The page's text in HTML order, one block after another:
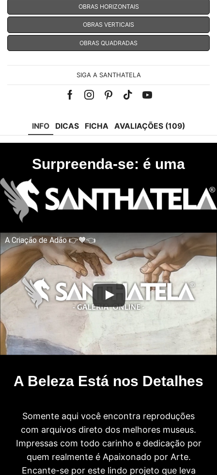
OBRAS HORIZONTAIS
OBRAS VERTICAIS
OBRAS QUADRADAS
SIGA A SANTHATELA
FacebookInstagramPinterest
Tik-Youtube
INFO DICAS FICHA AVALIAÇÕES (109)
Surpreenda-se: é uma
A Criação de Adão 👉🧡👈
A Beleza Está nos Detalhes
Somente aqui você encontra reproduções
com arquivos direto dos melhores museus.
Impressas com todo carinho e dedicação por
quem realmente é Apaixonado por Arte.
Encante-se por este lindo projeto que leva